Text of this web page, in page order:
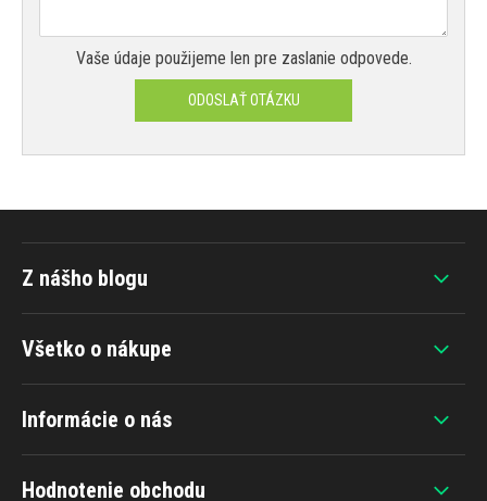
Vaše údaje použijeme len pre zaslanie odpovede.
ODOSLAŤ OTÁZKU
Všetko o nákupe
Informácie o nás
Hodnotenie obchodu
Z nášho blogu